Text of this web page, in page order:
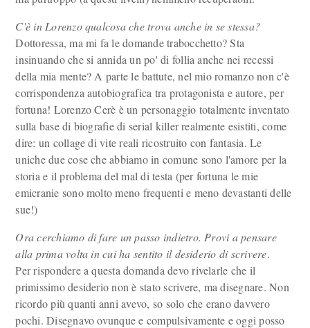
C'è in Lorenzo qualcosa che trova anche in se stessa?
Dottoressa, ma mi fa le domande trabocchetto? Sta
insinuando che si annida un po' di follia anche nei recessi
della mia mente? A parte le battute, nel mio romanzo non c'è
corrispondenza autobiografica tra protagonista e autore, per
fortuna! Lorenzo Cerè è un personaggio totalmente inventato
sulla base di biografie di serial killer realmente esistiti, come
dire: un collage di vite reali ricostruito con fantasia. Le
uniche due cose che abbiamo in comune sono l'amore per la
storia e il problema del mal di testa (per fortuna le mie
emicranie sono molto meno frequenti e meno devastanti delle
sue!)
Ora cerchiamo di fare un passo indietro. Provi a pensare
alla prima volta in cui ha sentito il desiderio di scrivere.
Per rispondere a questa domanda devo rivelarle che il
primissimo desiderio non è stato scrivere, ma disegnare. Non
ricordo più quanti anni avevo, so solo che erano davvero
pochi. Disegnavo ovunque e compulsivamente e oggi posso